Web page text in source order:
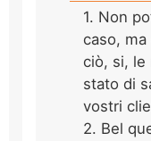
1. Non
caso,
ciò, si, le
stato di
vostri
2. Bel